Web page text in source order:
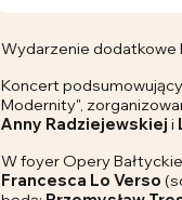
Wydarzenie dodatkowe
Koncert
Modernity",
Anny Radziejewskiej i
W foyer Opery
Francesca Lo Verso